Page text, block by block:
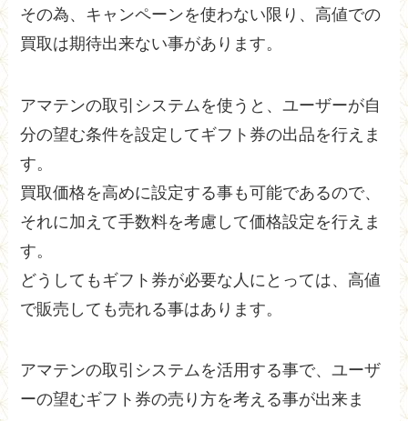
その為、キャンペーンを使わない限り、高値での
買取は期待出来ない事があります。
アマテンの取引システムを使うと、ユーザーが自
分の望む条件を設定してギフト券の出品を行えま
す。
買取価格を高めに設定する事も可能であるので、
それに加えて手数料を考慮して価格設定を行えま
す。
どうしてもギフト券が必要な人にとっては、高値
で販売しても売れる事はあります。
アマテンの取引システムを活用する事で、ユーザ
ーの望むギフト券の売り方を考える事が出来ま